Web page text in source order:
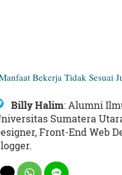
Bekerja Tidak Sesuai
Billy Halim: Alumni
Sumatera
Front-End Web